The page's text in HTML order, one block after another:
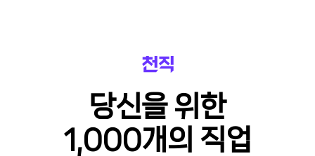
당신을 위한
1,000개의 직업